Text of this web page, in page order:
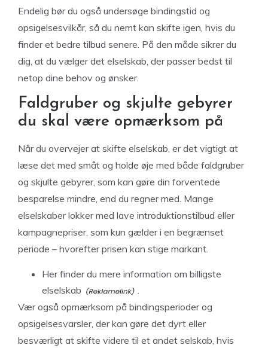
Endelig bør du også undersøge bindingstid og
opsigelsesvilkår, så du nemt kan skifte igen, hvis du
finder et bedre tilbud senere. På den måde sikrer du
dig, at du vælger det elselskab, der passer bedst til
netop dine behov og ønsker.
Faldgruber og skjulte gebyrer
du skal være opmærksom på
Når du overvejer at skifte elselskab, er det vigtigt at
læse det med småt og holde øje med både faldgruber
og skjulte gebyrer, som kan gøre din forventede
besparelse mindre, end du regner med. Mange
elselskaber lokker med lave introduktionstilbud eller
kampagnepriser, som kun gælder i en begrænset
periode – hvorefter prisen kan stige markant.
Herfinder du mere information om billigste
elselskab
Vær også opmærksom på bindingsperioder og
opsigelsesvarsler, der kan gøre det dyrt eller
besværligt at skifte videre til et andet selskab, hvis